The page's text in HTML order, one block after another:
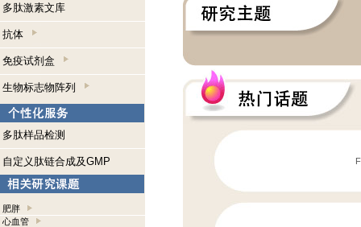
多肽激素文库
抗体
免疫试剂盒
生物标志物阵列
多肽样品检测
自定义肽链合成及GMP
肥胖
心血管